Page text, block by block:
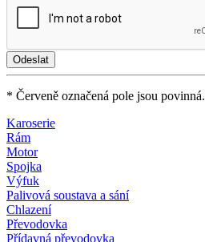
* Červeně označená pole jsou povinná.
Karoserie
Rám
Motor
Spojka
Výfuk
Palivová soustava a sání
Chlazení
Převodovka
Přídavná převodovka